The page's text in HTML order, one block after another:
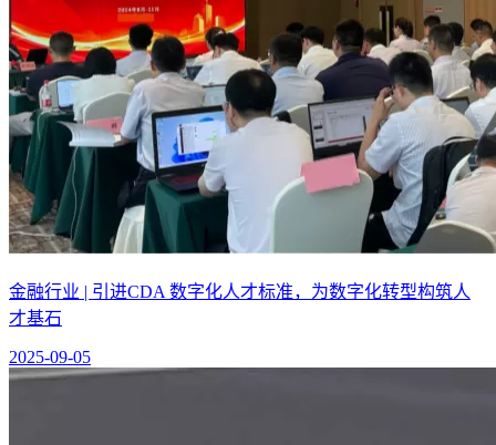
金融行业 | 引进CDA 数字化人才标准，为数字化转型构筑人
才基石
2025-09-05